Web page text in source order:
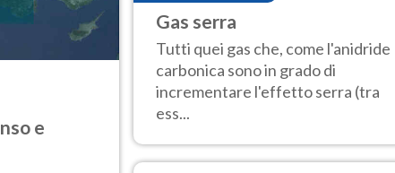
e
Gas serra
Tutti quei gas che, come l'anidride
carbonica sono in grado di
incrementare l'effetto serra (tra
ess...